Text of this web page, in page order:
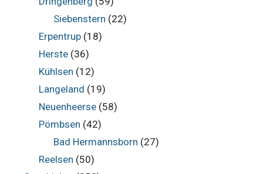
Siebenstern (22)
Erpentrup(18)
Herste(36)
Kühlsen (12)
Langeland (19)
Neuenheerse(58)
Pömbsen (42)
Bad Hermannsborn (27)
Reelsen (50)